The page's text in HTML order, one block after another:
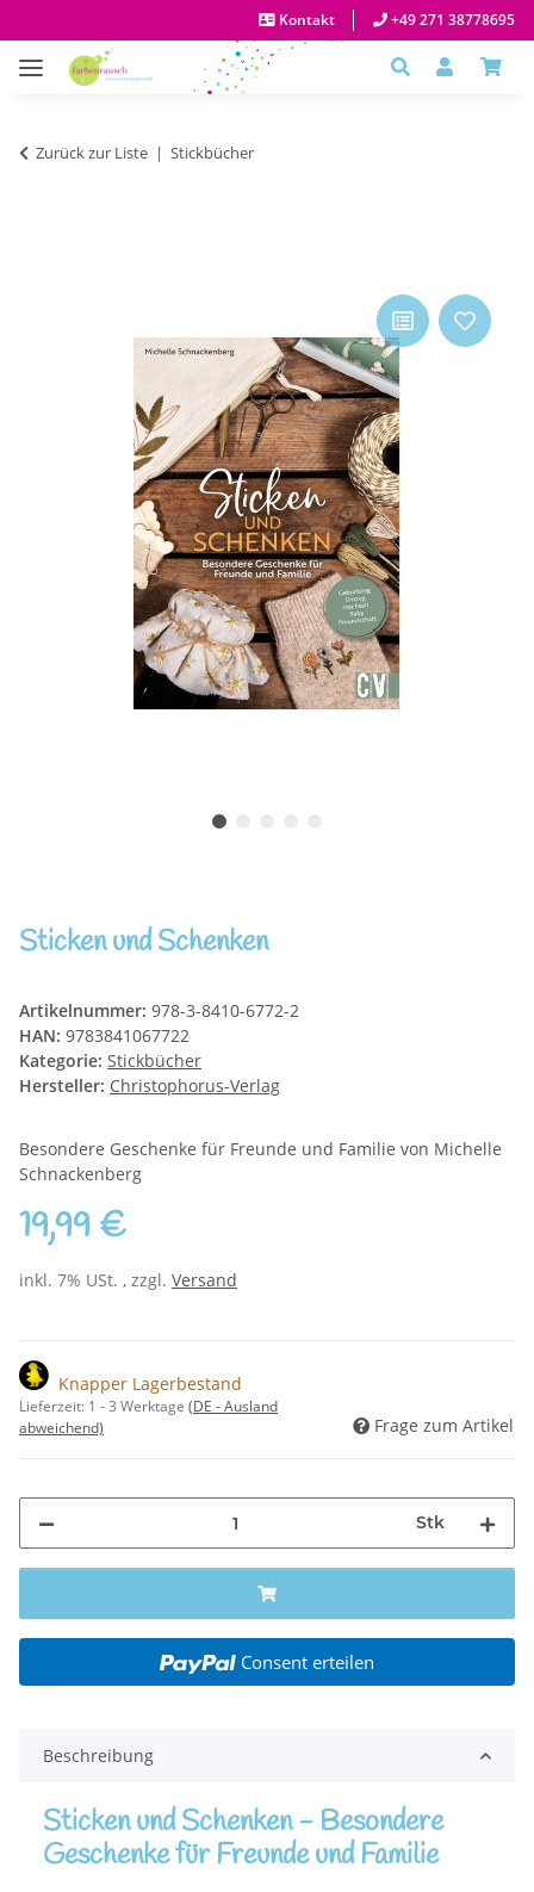
Kontakt +49 271 38778695
Zurück zur Liste Stickbücher
Sticken und Schenken
Artikelnummer: 978-3-8410-6772-2
HAN: 9783841067722
Kategorie: Stickbücher
Hersteller: Christophorus-Verlag
Besondere Geschenke für Freunde und Familie von Michelle
Schnackenberg
19,99 €
inkl. 7% USt. , zzgl. Versand
Knapper Lagerbestand
Lieferzeit: 1 - 3 Werktage (DE - Ausland
abweichend)
Frage zum Artikel
Stk
Consent erteilen
Beschreibung
Sticken und Schenken - Besondere
Geschenke für Freunde und Familie